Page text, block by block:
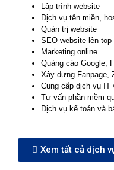
Lập trình website
Dịch vụ tên miền,
Quản trị website
SEO website lên top
Marketing online
Quảng cáo Google,
Xây dựng Fanpage,
Cung cấp dịch vụ IT
Tư vấn phần mềm
Dịch vụ kế toán và
Xem tất cả dịch